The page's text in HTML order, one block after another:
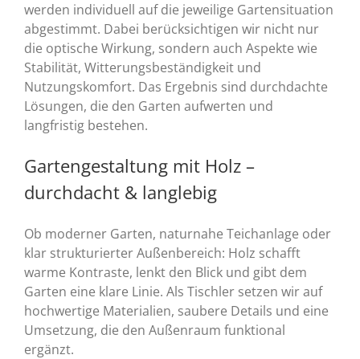
werden individuell auf die jeweilige Gartensituation
abgestimmt. Dabei berücksichtigen wir nicht nur
die optische Wirkung, sondern auch Aspekte wie
Stabilität, Witterungsbeständigkeit und
Nutzungskomfort. Das Ergebnis sind durchdachte
Lösungen, die den Garten aufwerten und
langfristig bestehen.
Gartengestaltung mit Holz –
durchdacht & langlebig
Ob moderner Garten, naturnahe Teichanlage oder
klar strukturierter Außenbereich: Holz schafft
warme Kontraste, lenkt den Blick und gibt dem
Garten eine klare Linie. Als Tischler setzen wir auf
hochwertige Materialien, saubere Details und eine
Umsetzung, die den Außenraum funktional
ergänzt.